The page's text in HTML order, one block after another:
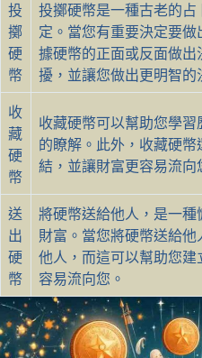
投
擲
硬
幣
投擲硬幣是一種古老的
定。當您有重要決定要
據硬幣的正面或反面做
擾，並讓您做出更明智的
收
藏
硬
幣
收藏硬幣可以幫助您學習
的瞭解。此外，收藏硬
結，並讓財富更容易流向
送
出
硬
幣
將硬幣送給他人，是一種
財富。當您將硬幣送給
他人，而這可以幫助您建
容易流向您。